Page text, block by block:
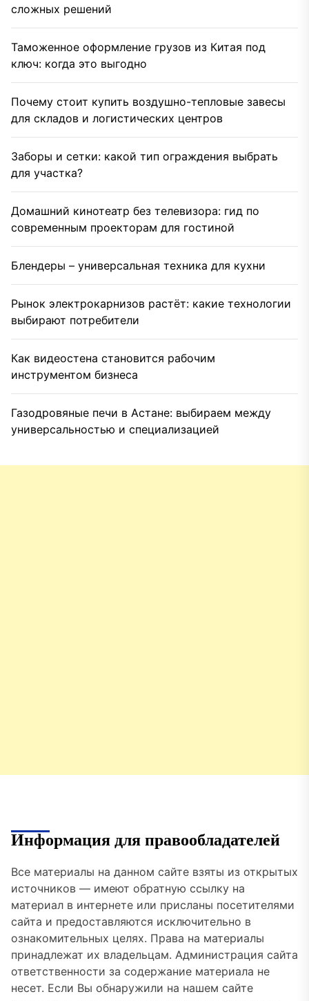
сложных решений
Таможенное оформление грузов из Китая под
ключ: когда это выгодно
Почему стоит купить воздушно-тепловые завесы
для складов и логистических центров
Заборы и сетки: какой тип ограждения выбрать
для участка?
Домашний кинотеатр без телевизора: гид по
современным проекторам для гостиной
Блендеры – универсальная техника для кухни
Рынок электрокарнизов растёт: какие технологии
выбирают потребители
Как видеостена становится рабочим
инструментом бизнеса
Газодровяные печи в Астане: выбираем между
универсальностью и специализацией
Информация для правообладателей
Все материалы на данном сайте взяты из открытых
источников — имеют обратную ссылку на
материал в интернете или присланы посетителями
сайта и предоставляются исключительно в
ознакомительных целях. Права на материалы
принадлежат их владельцам. Администрация сайта
ответственности за содержание материала не
несет. Если Вы обнаружили на нашем сайте